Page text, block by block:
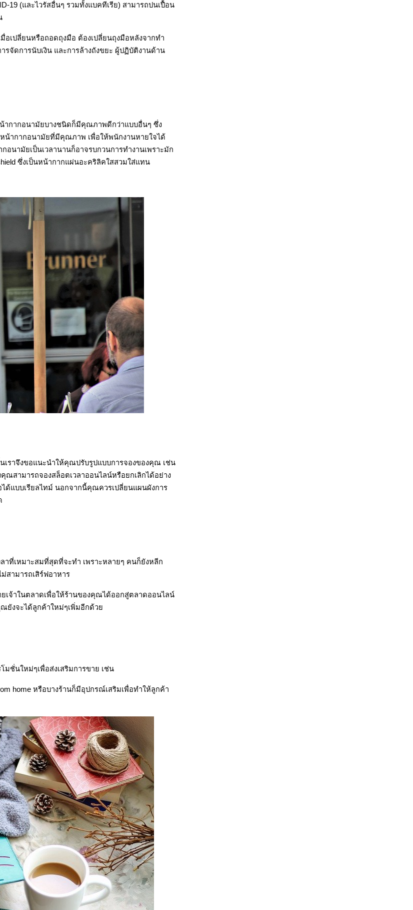
19 (และไวรัสอื่นๆ รวมทั้งแบคทีเรีย) สามารถปนเปื้อน
อเปลี่ยนหรือถอดถุงมือ ต้องเปลี่ยนถุงมือหลังจากทำ
รจัดการนับเงิน และการล้างถังขยะ ผู้ปฏิบัติงานด้าน
กากอนามัยบางชนิดก็มีคุณภาพดีกว่าแบบอื่นๆ ซึ่ง
น้ากากอนามัยที่มีคุณภาพ เพื่อให้พนักงานหายใจได้
อนามัยเป็นเวลานานก็อาจรบกวนการทำงานเพราะมัก
ซึ่งเป็นหน้ากากแผ่นอะคริลิคใสสวมใส่แทน
เราจึงขอแนะนำให้คุณปรับรูปแบบการจองของคุณ เช่น
ณสามารถจองสล็อตเวลาออนไลน์หรือยกเลิกได้อย่าง
ด้แบบเรียลไทม์ นอกจากนี้คุณควรเปลี่ยนแผนผังการ
าที่เหมาะสมที่สุดที่จะทำ เพราะหลายๆ คนก็ยังหลีก
สามารถเสิร์ฟอาหาร
เจ้าในตลาดเพื่อให้ร้านของคุณได้ออกสู่ตลาดออนไลน์
ยังจะได้ลูกค้าใหม่ๆเพิ่มอีกด้วย
ชั่นใหม่ๆเพื่อส่งเสริมการขาย เช่น
home หรือบางร้านก็มีอุปกรณ์เสริมเพื่อทำให้ลูกค้า